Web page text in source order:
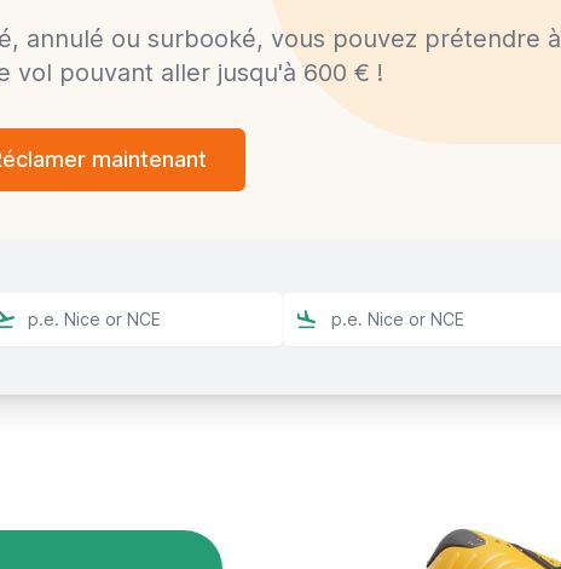
annulé ou surbooké, vous pouvez prétendre à
vol pouvant aller jusqu'à 600 € !
maintenant